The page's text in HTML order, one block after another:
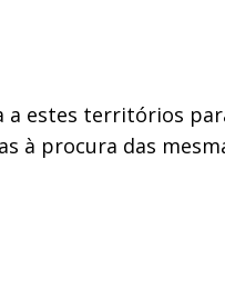
estes territórios
à procura das